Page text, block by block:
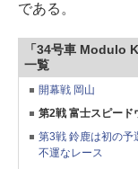
である。
「34号車 Modulo
一覧
開幕戦 岡山
第2戦 富士スピード
第3戦 鈴鹿は初の予
不運なレース